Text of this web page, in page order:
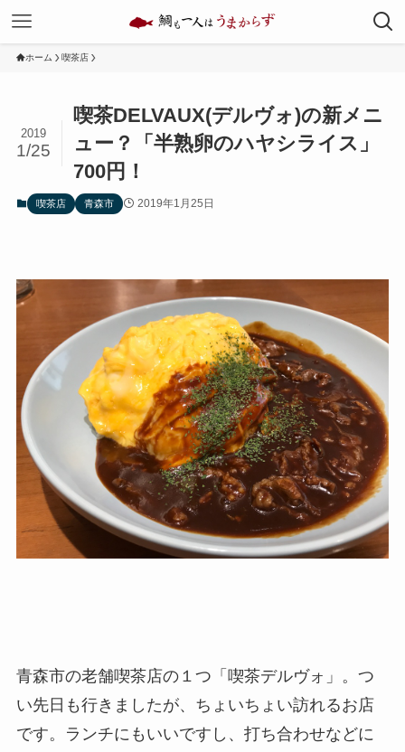
ホーム 喫茶店
喫茶DELVAUX(デルヴォ)の新メニ
ュー？「半熟卵のハヤシライス」
700円！
2019
1/25
喫茶店 青森市 2019年1月25日
青森市の老舗喫茶店の１つ「喫茶デルヴォ」。つ
い先日も行きましたが、ちょいちょい訪れるお店
です。ランチにもいいですし、打ち合わせなどに